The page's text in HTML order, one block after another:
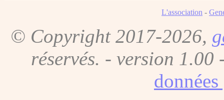
L'association -
© Copyright 2017-2026,
réservés. - version 1.00